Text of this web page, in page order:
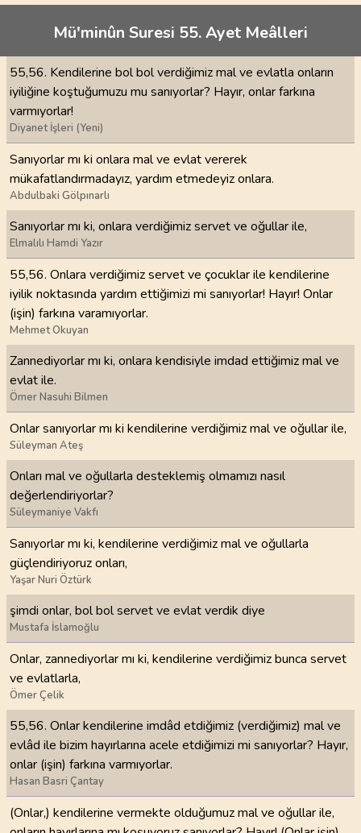
Mü'minûn Suresi 55. Ayet Meâlleri
55,56. Kendilerine bol bol verdiğimiz mal ve evlatla onların
iyiliğine koştuğumuzu mu sanıyorlar? Hayır, onlar farkına
varmıyorlar!
Diyanet İşleri (Yeni)
Sanıyorlar mı ki onlara mal ve evlat vererek
mükafatlandırmadayız, yardım etmedeyiz onlara.
Abdulbaki Gölpınarlı
Sanıyorlar mı ki, onlara verdiğimiz servet ve oğullar ile,
Elmalılı Hamdi Yazır
55,56. Onlara verdiğimiz servet ve çocuklar ile kendilerine
iyilik noktasında yardım ettiğimizi mi sanıyorlar! Hayır! Onlar
(işin) farkına varamıyorlar.
Mehmet Okuyan
Zannediyorlar mı ki, onlara kendisiyle imdad ettiğimiz mal ve
evlat ile.
Ömer Nasuhi Bilmen
Onlar sanıyorlar mı ki kendilerine verdiğimiz mal ve oğullar ile,
Süleyman Ateş
Onları mal ve oğullarla desteklemiş olmamızı nasıl
değerlendiriyorlar?
Süleymaniye Vakfı
Sanıyorlar mı ki, kendilerine verdiğimiz mal ve oğullarla
güçlendiriyoruz onları,
Yaşar Nuri Öztürk
şimdi onlar, bol bol servet ve evlat verdik diye
Mustafa İslamoğlu
Onlar, zannediyorlar mı ki, kendilerine verdiğimiz bunca servet
ve evlatlarla,
Ömer Çelik
55,56. Onlar kendilerine imdâd etdiğimiz (verdiğimiz) mal ve
evlâd ile bizim hayırlarına acele etdiğimizi mi sanıyorlar? Hayır,
onlar (işin) farkına varmıyorlar.
Hasan Basri Çantay
(Onlar,) kendilerine vermekte olduğumuz mal ve oğullar ile,